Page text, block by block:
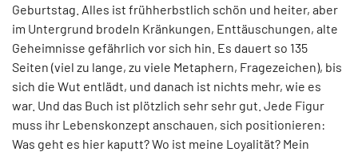
Geburtstag. Alles ist frühherbstlich schön und heiter, aber
im Untergrund brodeln Kränkungen, Enttäuschungen, alte
Geheimnisse gefährlich vor sich hin. Es dauert so 135
Seiten (viel zu lange, zu viele Metaphern, Fragezeichen), bis
sich die Wut entlädt, und danach ist nichts mehr, wie es
war. Und das Buch ist plötzlich sehr sehr gut. Jede Figur
muss ihr Lebenskonzept anschauen, sich positionieren:
Was geht es hier kaputt? Wo ist meine Loyalität? Mein